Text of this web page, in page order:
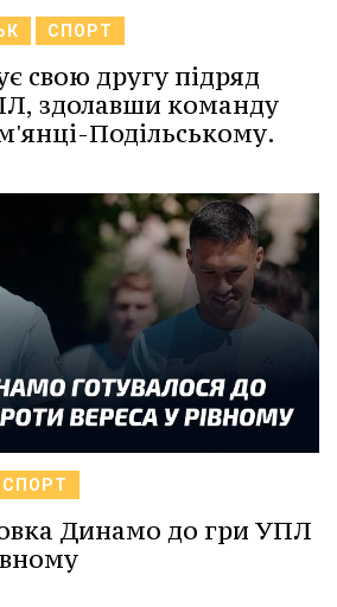
СПОРТ
свою другу підряд
здолавши команду
Подільському.
СПОРТ
Динамо до гри УПЛ